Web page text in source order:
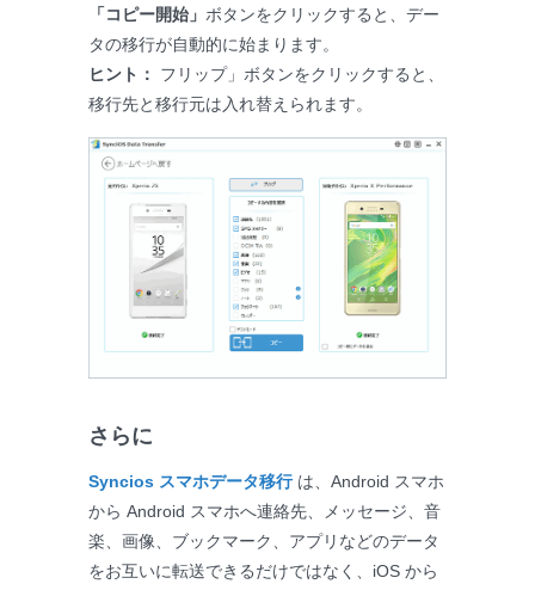
「コピー開始」 ボタンをクリックすると、デー
タの移行が自動的に始まります。
ヒント：
フリップ」ボタンをクリックすると、
移行先と移行元は入れ替えられます。
さらに
Syncios スマホデータ移行は、Android スマホ
から Android スマホへ連絡先、メッセージ、音
楽、画像、ブックマーク、アプリなどのデータ
をお互いに転送できるだけではなく、iOS から